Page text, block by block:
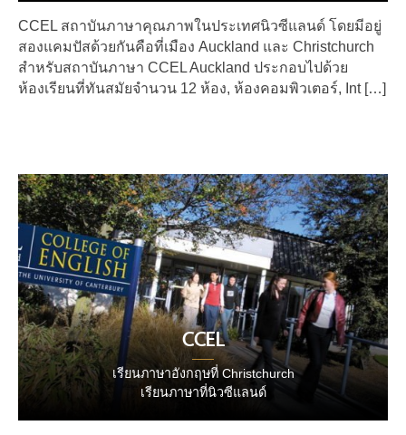
CCEL สถาบันภาษาคุณภาพในประเทศนิวซีแลนด์ โดยมีอยู่
สองแคมปัสด้วยกันคือที่เมือง Auckland และ Christchurch
สำหรับสถาบันภาษา CCEL Auckland ประกอบไปด้วย
ห้องเรียนที่ทันสมัยจำนวน 12 ห้อง, ห้องคอมพิวเตอร์, Int […]
CCEL
เรียนภาษาอังกฤษที่ Christchurch
เรียนภาษาที่นิวซีแลนด์